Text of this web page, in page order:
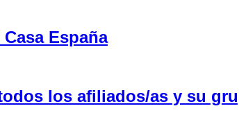
España
los afiliados/as y su